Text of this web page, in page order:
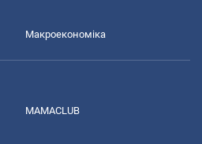
Макроекономіка
MAMACLUB